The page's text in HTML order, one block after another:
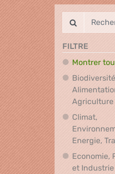
FILTRE
Montrer
Agriculture
Climat,
Energie,
Economie,
et Industrie